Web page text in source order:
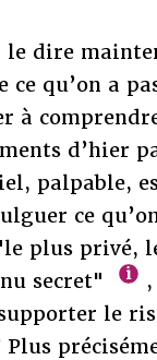
dire
qu’on a
à
d’hier
palpable,
ce
plus privé,
secret"
le